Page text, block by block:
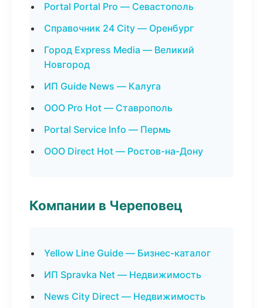
Portal Portal Pro — Севастополь
Справочник 24 City — Оренбург
Город Express Media — Великий
Новгород
ИП Guide News — Калуга
ООО Pro Hot — Ставрополь
Portal Service Info — Пермь
ООО Direct Hot — Ростов-на-Дону
Компании в Череповец
Yellow Line Guide — Бизнес-каталог
ИП Spravka Net — Недвижимость
News City Direct — Недвижимость